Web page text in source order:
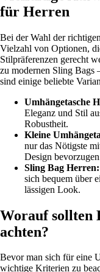
für Herren
Bei der Wahl der
Vielzahl von Optionen,
Stilpräferenzen gerecht
zu modernen Sling Bags
sind einige beliebte
Umhängetasche
Eleganz und Stil
Robustheit.
Kleine
nur das Nötigste
Design
Sling Bag Herren:
sich bequem über
lässigen Look.
Worauf sollten
achten?
Bevor man sich für eine
wichtige Kriterien zu